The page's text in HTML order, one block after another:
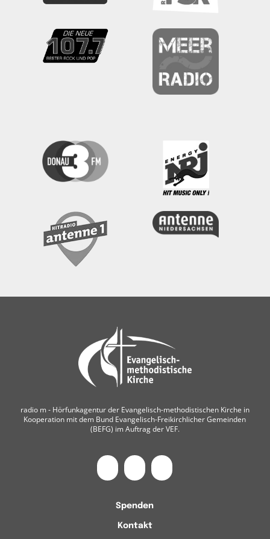
radio m ‐ Hörfunkagentur der Evangelisch-methodistischen Kirche in
Kooperation mit dem Bund Evangelisch-Freikirchlicher Gemeinden
(BEFG) im Auftrag der VEF.
Spenden
Kontakt